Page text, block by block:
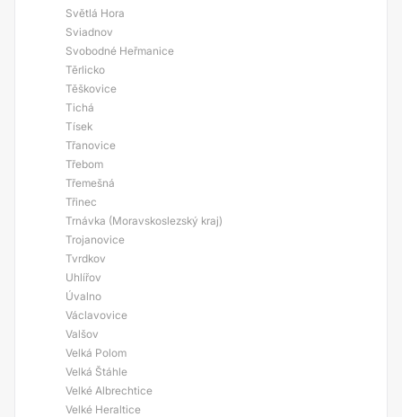
Světlá Hora
Sviadnov
Svobodné Heřmanice
Těrlicko
Těškovice
Tichá
Tísek
Třanovice
Třebom
Třemešná
Třinec
Trnávka (Moravskoslezský kraj)
Trojanovice
Tvrdkov
Uhlířov
Úvalno
Václavovice
Valšov
Velká Polom
Velká Štáhle
Velké Albrechtice
Velké Heraltice